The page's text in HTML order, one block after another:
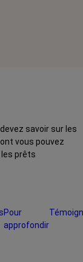
savoir sur les
vous pouvez
prêts
Pour
approfondir